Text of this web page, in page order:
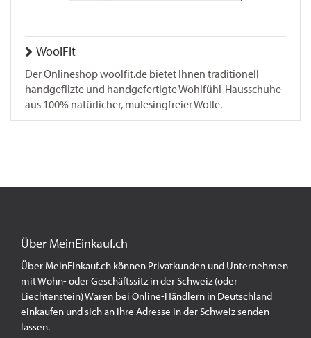
WoolFit
Der Onlineshop woolfit.de bietet Ihnen traditionell
handgefilzte und handgefertigte Wohlfühl-Hausschuhe
aus 100% natürlicher, mulesingfreier Wolle.
Über MeinEinkauf.ch
Über MeinEinkauf.ch können Privatkunden und Unternehmen
mit Wohn- oder Geschäftssitz in der Schweiz (oder
Liechtenstein) Waren bei Online-Händlern in Deutschland
einkaufen und sich an ihre Adresse in der Schweiz senden
lassen.